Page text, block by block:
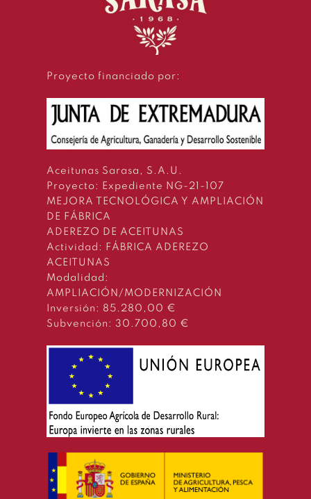
Proyecto financiado por:
Aceitunas Sarasa, S.A.U.
Proyecto: Expediente NG-21-107
MEJORA TECNOLÓGICA Y AMPLIACIÓN
DE FÁBRICA
ADEREZO DE ACEITUNAS
Actividad: FÁBRICA ADEREZO
ACEITUNAS
Modalidad:
AMPLIACIÓN/MODERNIZACIÓN
Inversión: 85.280,00 €
Subvención: 30.700,80 €